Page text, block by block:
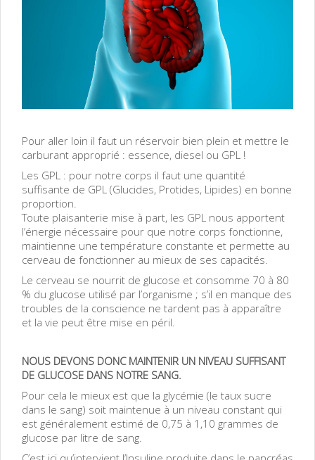
Pour aller loin il faut un réservoir bien plein et mettre le
carburant approprié : essence, diesel ou GPL !
Les GPL : pour notre corps il faut une quantité
suffisante de GPL (Glucides, Protides, Lipides) en bonne
proportion.
Toute plaisanterie mise à part, les GPL nous apportent
l’énergie nécessaire pour que notre corps fonctionne,
maintienne une température constante et permette au
cerveau de fonctionner au mieux de ses capacités.
Le cerveau se nourrit de glucose et consomme 70 à 80
% du glucose utilisé par l’organisme ; s’il en manque des
troubles de la conscience ne tardent pas à apparaître
et la vie peut être mise en péril.
NOUS DEVONS DONC MAINTENIR UN NIVEAU SUFFISANT
DE GLUCOSE DANS NOTRE SANG.
Pour cela le mieux est que la glycémie (le taux sucre
dans le sang) soit maintenue à un niveau constant qui
est généralement estimé de 0,75 à 1,10 grammes de
glucose par litre de sang.